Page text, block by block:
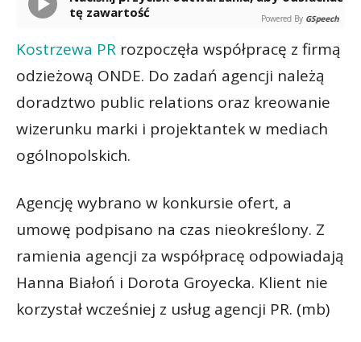
tę zawartość
Powered By GSpeech
Kostrzewa PR rozpoczęła współpracę z firmą
odzieżową ONDE. Do zadań agencji należą
doradztwo public relations oraz kreowanie
wizerunku marki i projektantek w mediach
ogólnopolskich.
Agencję wybrano w konkursie ofert, a
umowę podpisano na czas nieokreślony. Z
ramienia agencji za współpracę odpowiadają
Hanna Białoń i Dorota Groyecka. Klient nie
korzystał wcześniej z usług agencji PR. (mb)